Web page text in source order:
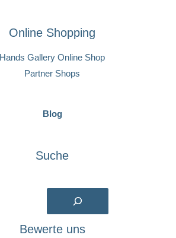
Online Shopping
Hands Gallery Online Shop
Partner Shops
Blog
Suche
Bewerte uns